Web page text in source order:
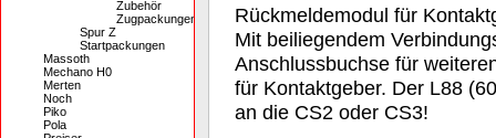
Zubehör
Zugpackungen
Spur Z
Startpackungen
Massoth
Mechano H0
Merten
Noch
Piko
Pola
Rückmeldemodul für
Mit beiliegendem
Anschlussbuchse für
für Kontaktgeber. Der L88
an die CS2 oder CS3!